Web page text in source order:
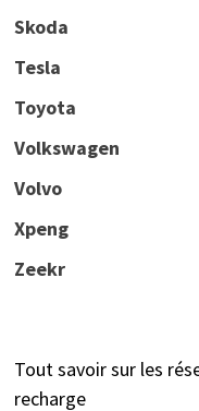
Skoda
Tesla
Toyota
Volkswagen
Volvo
Xpeng
Zeekr
Tout savoir sur les
recharge